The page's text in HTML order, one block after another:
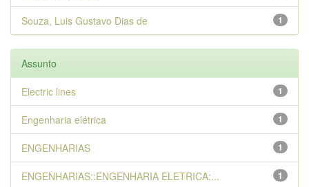
1
Souza, Luis Gustavo Dias de
Assunto
1
Electric lines
1
Engenharia elétrica
1
ENGENHARIAS
1
ENGENHARIAS::ENGENHARIA ELETRICA:...